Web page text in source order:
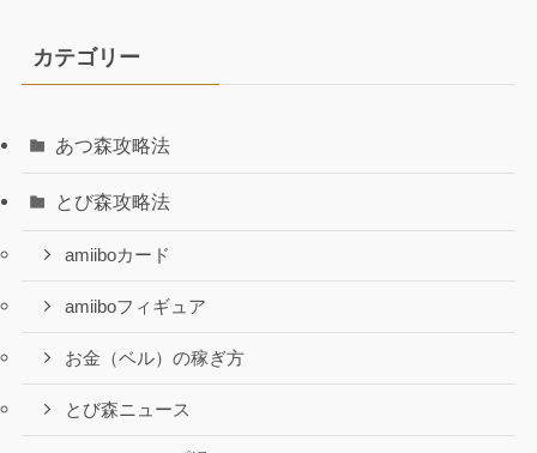
カテゴリー
あつ森攻略法
とび森攻略法
amiiboカード
amiiboフィギュア
お金（ベル）の稼ぎ方
とび森ニュース